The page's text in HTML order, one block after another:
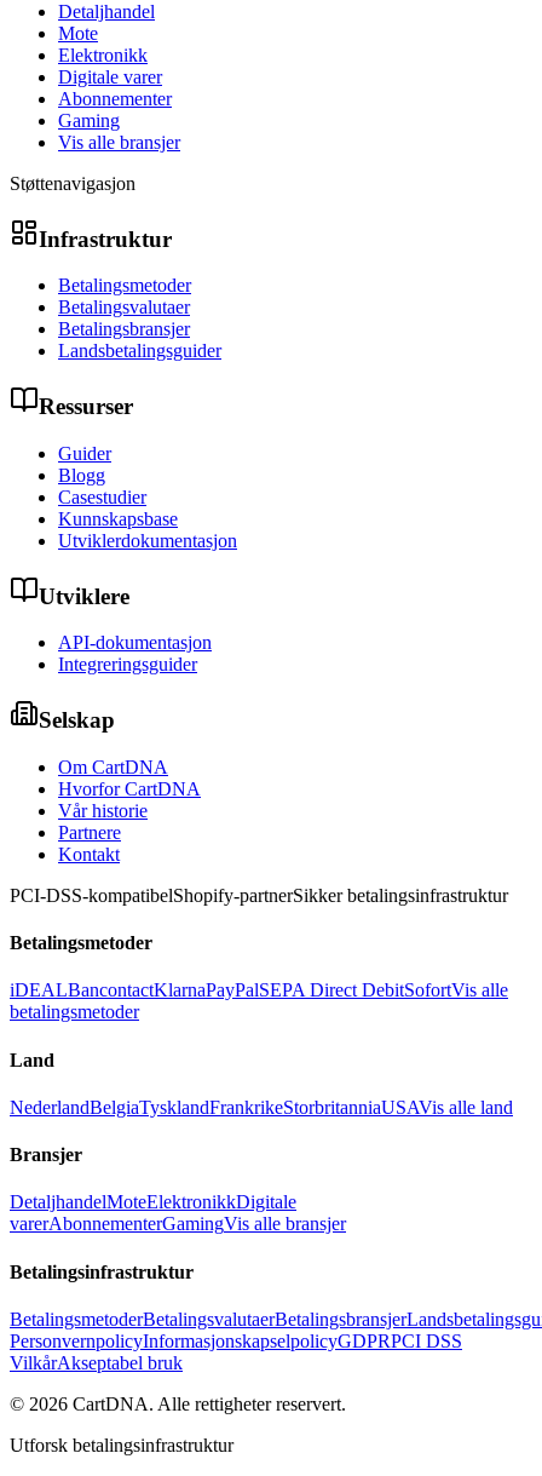
Detaljhandel
Mote
Elektronikk
Digitale varer
Abonnementer
Gaming
Vis alle bransjer
Støttenavigasjon
Infrastruktur
Betalingsmetoder
Betalingsvalutaer
Betalingsbransjer
Landsbetalingsguider
Ressurser
Guider
Blogg
Casestudier
Kunnskapsbase
Utviklerdokumentasjon
Utviklere
API-dokumentasjon
Integreringsguider
Selskap
Om CartDNA
Hvorfor CartDNA
Vår historie
Partnere
Kontakt
PCI-DSS-kompatibelShopify-partnerSikker betalingsinfrastruktur
Betalingsmetoder
iDEALBancontactKlarnaPayPalSEPA Direct DebitSofortVis alle
betalingsmetoder
Land
NederlandBelgiaTysklandFrankrikeStorbritanniaUSAVis alle land
Bransjer
DetaljhandelMoteElektronikkDigitale
varerAbonnementerGamingVis alle bransjer
Betalingsinfrastruktur
BetalingsmetoderBetalingsvalutaerBetalingsbransjer
PersonvernpolicyInformasjonskapselpolicyGDPRPCI DSS
VilkårAkseptabel bruk
© 2026 CartDNA. Alle rettigheter reservert.
Utforsk betalingsinfrastruktur